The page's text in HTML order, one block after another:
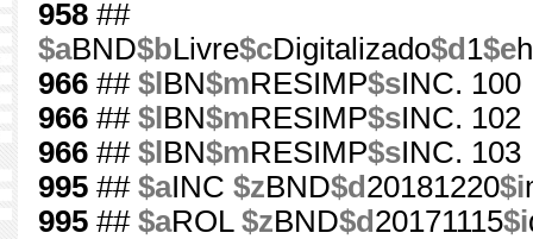
958 ##
$aBND$bLivre$cDigitalizado$d 1$e
966 ## $l BN$mRESIMP$sINC. 100
966 ## $l BN$mRESIMP$sINC. 102
966 ## $l BN$mRESIMP$sINC. 103
995 ## $aINC $zBND$d 20181220$i
995 ## $aROL $zBND$d 20171115$i